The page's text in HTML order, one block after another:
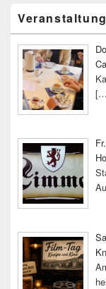
Seitenleisten-
Widgetbereich